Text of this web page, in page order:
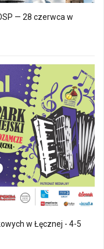
— 28 czerwca w
w Łęcznej - 4-5